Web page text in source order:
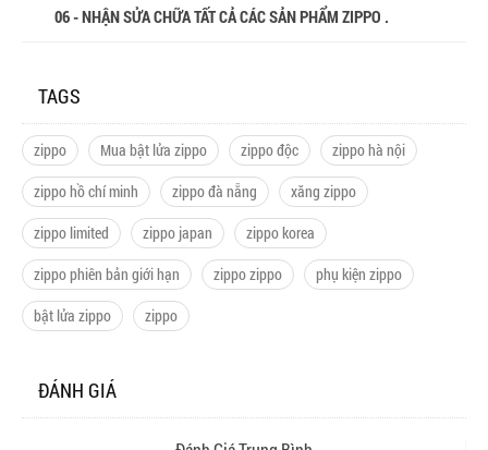
06 - NHẬN SỬA CHỮA TẤT CẢ CÁC SẢN PHẨM ZIPPO .
TAGS
zippo Mua bật lửa zippo zippo độc
zippo hà nội
zippo hồ chí minh
zippo đà nẵng
xăng zippo
zippo limited
zippo japan
zippo korea
zippo phiên bản giới hạn
zippo zippo
phụ kiện zippo
bật lửa zippo
zippo
ĐÁNH GIÁ